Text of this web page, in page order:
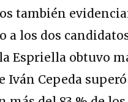
también
a los dos
Espriella obtuvo
Iván Cepeda